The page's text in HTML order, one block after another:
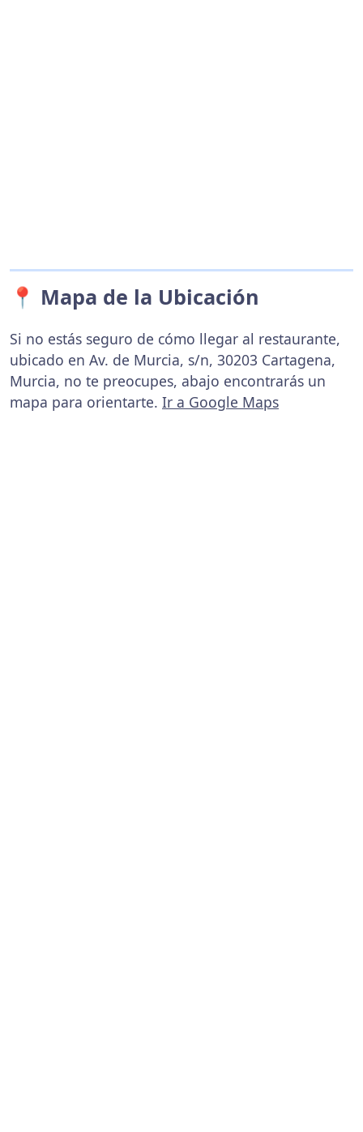
📍 Mapa de la Ubicación
Si no estás seguro de cómo llegar al restaurante,
ubicado en Av. de Murcia, s/n, 30203 Cartagena,
Murcia, no te preocupes, abajo encontrarás un
mapa para orientarte. Ir a Google Maps